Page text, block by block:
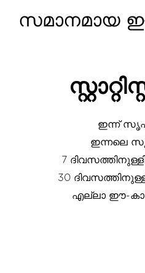
സമാനമായ
ഇന്ന്
ഇന്നലെ
7
30
എല്ലാ ഈ-